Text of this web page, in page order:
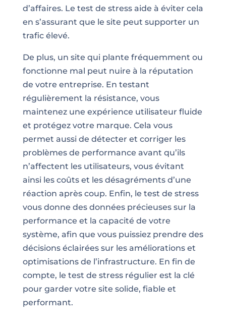
d’affaires. Le test de stress aide à éviter cela
en s’assurant que le site peut supporter un
trafic élevé.
De plus, un site qui plante fréquemment ou
fonctionne mal peut nuire à la réputation
de votre entreprise. En testant
régulièrement la résistance, vous
maintenez une expérience utilisateur fluide
et protégez votre marque. Cela vous
permet aussi de détecter et corriger les
problèmes de performance avant qu’ils
n’affectent les utilisateurs, vous évitant
ainsi les coûts et les désagréments d’une
réaction après coup. Enfin, le test de stress
vous donne des données précieuses sur la
performance et la capacité de votre
système, afin que vous puissiez prendre des
décisions éclairées sur les améliorations et
optimisations de l’infrastructure. En fin de
compte, le test de stress régulier est la clé
pour garder votre site solide, fiable et
performant.